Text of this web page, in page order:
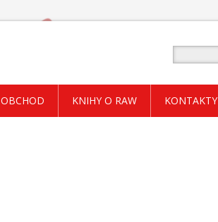
OBCHOD KNIHY O RAW KONTAKTY